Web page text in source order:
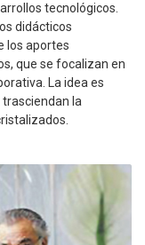
tecnológicos.
didácticos
los aportes
que se focalizan en
La idea es
la